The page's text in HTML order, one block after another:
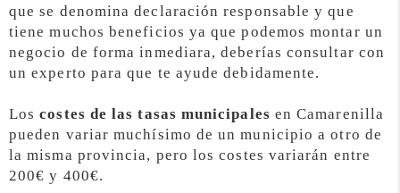
que se denomina declaración responsable y que
tiene muchos beneficios ya que podemos montar un
negocio de forma inmediara, deberías consultar con
un experto para que te ayude debidamente.
Loscostes de las tasas municipales en Camarenilla
pueden variar muchísimo de un municipio a otro de
la misma provincia, pero los costes variarán entre
200€ y 400€.